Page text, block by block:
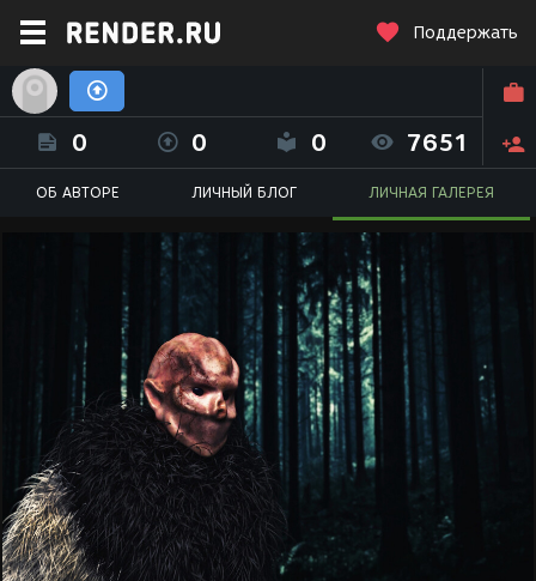
Поддержать
Менталмен Менталмен (Mentalman)
0 0 0 7651
ОБ АВТОРЕ ЛИЧНЫЙ БЛОГ ЛИЧНАЯ ГАЛЕРЕЯ